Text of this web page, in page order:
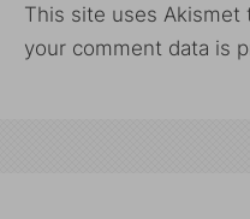
This site uses Akismet
your comment data is